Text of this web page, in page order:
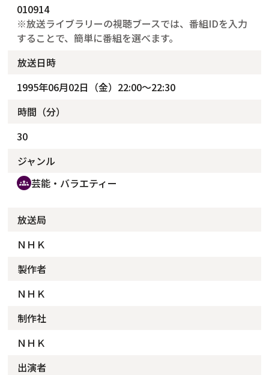
010914
※放送ライブラリーの視聴ブースでは、番組IDを入力
することで、簡単に番組を選べます。
放送日時
1995年06月02日（金）22:00～22:30
時間（分）
30
ジャンル
groups 芸能・バラエティー
放送局
ＮＨＫ
製作者
ＮＨＫ
制作社
ＮＨＫ
出演者